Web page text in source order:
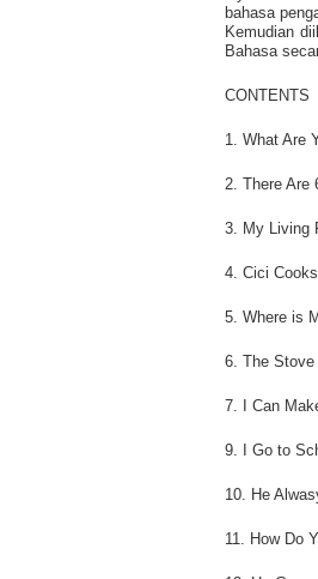
bahasa
Kemudian
Bahasa
CONTENTS
1. What Are
2. There Are
3. My Living
4. Cici
5. Where is
6. The
7. I Can
9. I Go to
10. He
11. How Do